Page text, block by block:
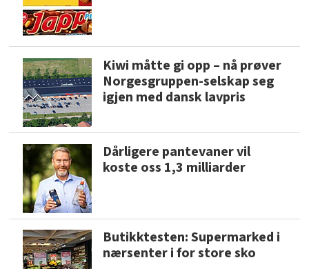
Kiwi måtte gi opp – nå prøver
Norgesgruppen-selskap seg
igjen med dansk lavpris
Dårligere pantevaner vil
koste oss 1,3 milliarder
Butikktesten: Supermarked i
nærsenter i for store sko